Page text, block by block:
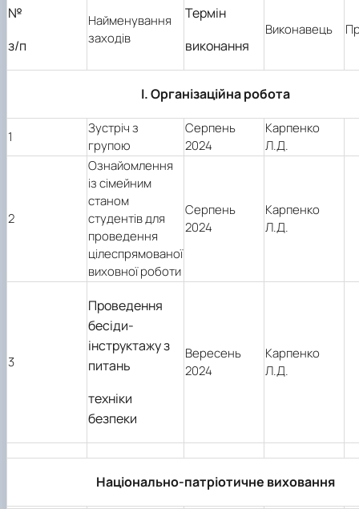
№
з/п
Найменування
заходів
Термін
виконання
Виконавець
І. Організаційнаробота
1
Зустріч з
групою
Серпень
2024
Карпенко
Л.Д.
2
Ознайомлення
із сімейним
станом
студентів для
проведення
цілеспрямованої
виховної роботи
Серпень
2024
Карпенко
Л.Д.
3
Проведення
бесіди-
інструктажу з
питань
техніки
безпеки
Вересень
2024
Карпенко
Л.Д.
Національно-патріотичне виховання